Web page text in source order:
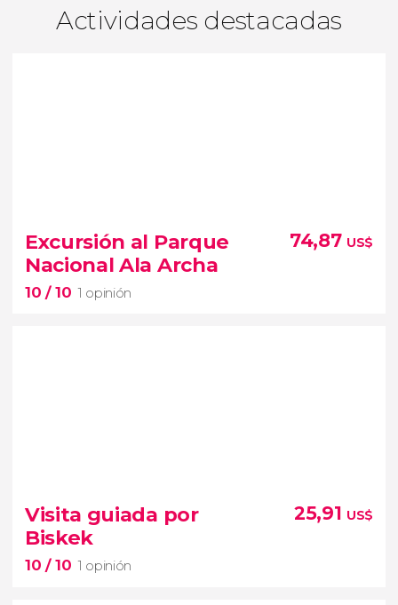
Actividades destacadas
Excursión al Parque
Nacional Ala Archa
10/ 10 1 opinión
74,87 US$
1 opinión
excursión al Parque Nacional Ala Archa
Visita guiada por
Biskek
10/ 10 1 opinión
25,91 US$